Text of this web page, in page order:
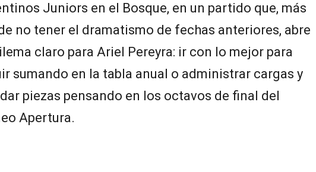
Juniors en el Bosque, en un partido que, más
no tener el dramatismo de fechas anteriores, abre
claro para Ariel Pereyra: ir con lo mejor para
sumando en la tabla anual o administrar cargas y
piezas pensando en los octavos de final del
Apertura.